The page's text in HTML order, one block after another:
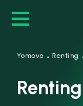
Yomovo · Renting